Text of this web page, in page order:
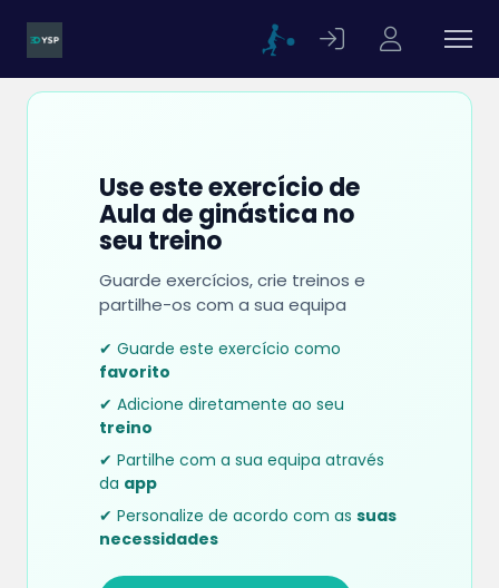
Use este exercício de
Aula de ginástica no
seu treino
Guarde exercícios, crie treinos e
partilhe-os com a sua equipa
✔ Guarde este exercício como
favorito
✔ Adicione diretamente ao seu
treino
✔ Partilhe com a sua equipa através
da app
✔ Personalize de acordo com as suas
necessidades